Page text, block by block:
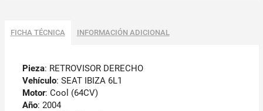
FICHA TÉCNICA INFORMACIÓN ADICIONAL
Pieza: RETROVISOR DERECHO
Vehículo: SEAT IBIZA 6L1
Motor: Cool (64CV)
Año: 2004